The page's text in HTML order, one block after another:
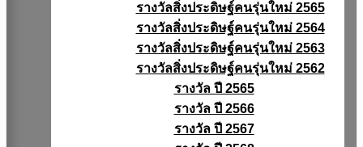
รางวัลสิ่งประดิษฐ์คนรุ่นใหม่ 2565
รางวัลสิ่งประดิษฐ์คนรุ่นใหม่ 2564
รางวัลสิ่งประดิษฐ์คนรุ่นใหม่ 2563
รางวัลสิ่งประดิษฐ์คนรุ่นใหม่ 2562
รางวัล ปี 2565
รางวัล ปี 2566
รางวัล ปี 2567